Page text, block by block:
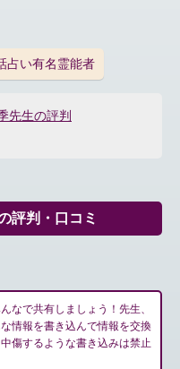
占い有名霊能者
先生の評判
評判・口コミ
なで共有しましょう！先生、
情報を書き込んで情報を交換
傷するような書き込みは禁止